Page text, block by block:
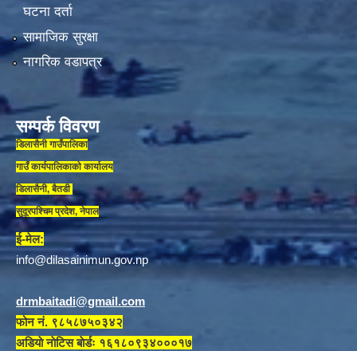
घटना दर्ता
सामाजिक सुरक्षा
नागरिक वडापत्र
सम्पर्क विवरण
डिलासैनी गाउँपालिका
गाउँ कार्यपालिकाकाे कार्यालय
डिलासैनी, बैतडी
सुदूरपश्चिम प्रदेश, नेपाल
ई-मेल:
info@dilasainimun.gov.np
drmbaitadi@gmail.com
फोन नं. ९८५८७५०३४२
अडियाे नाेटिस बाेर्डः १६१८०९३४०००१७